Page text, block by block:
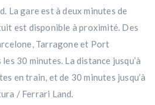
La gare est à deux minutes de
est disponible à proximité. Des
Tarragone et Port
30 minutes. La distance jusqu’à
en train, et de 30 minutes jusqu’à
/ Ferrari Land.